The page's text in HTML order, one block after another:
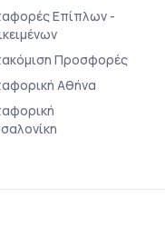
Επίπλων -
Προσφορές
Αθήνα